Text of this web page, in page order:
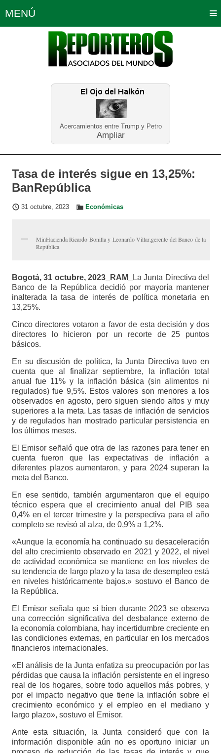
Acercamientos entre Trump y Petro
Ampliar
MENÚ
Política Opinión Bogotá
Planeta Tierra Deportes
Educación Neira
Tasa de interés sigue en 13,25%:
BanRepública
31 octubre, 2023 Económicas
MinHacienda Ricardo Bonilla y Leonardo Villar,gerente del Banco de la
República
Bogotá, 31 octubre, 2023_RAM_
La Junta Directiva del
Banco de la República decidió por mayoría mantener
inalterada la tasa de interés de política monetaria en
13,25%.
Cinco directores votaron a favor de esta decisión y dos
directores lo hicieron por un recorte de 25 puntos
básicos.
En su discusión de política, la Junta Directiva tuvo en
cuenta que al finalizar septiembre, la inflación total
anual fue 11% y la inflación básica (sin alimentos ni
regulados) fue 9,5%. Estos valores son menores a los
observados en agosto, pero siguen siendo altos y muy
superiores a la meta. Las tasas de inflación de servicios
y de regulados han mostrado particular persistencia en
los últimos meses.
El Emisor señaló que otra de las razones para tener en
cuenta fueron que las expectativas de inflación a
diferentes plazos aumentaron, y para 2024 superan la
meta del Banco.
En ese sentido, también argumentaron que el equipo
técnico espera que el crecimiento anual del PIB sea
0,4% en el tercer trimestre y la perspectiva para el año
completo se revisó al alza, de 0,9% a 1,2%.
«Aunque la economía ha continuado su desaceleración
del alto crecimiento observado en 2021 y 2022, el nivel
de actividad económica se mantiene en los niveles de
su tendencia de largo plazo y la tasa de desempleo está
en niveles históricamente bajos.» sostuvo el Banco de
la República.
El Emisor señala que si bien durante 2023 se observa
una corrección significativa del desbalance externo de
la economía colombiana, hay incertidumbre creciente en
las condiciones externas, en particular en los mercados
financieros internacionales.
«El análisis de la Junta enfatiza su preocupación por las
pérdidas que causa la inflación persistente en el ingreso
real de los hogares, sobre todo aquellos más pobres, y
por el impacto negativo que tiene la inflación sobre el
crecimiento económico y el empleo en el mediano y
largo plazo», sostuvo el Emisor.
Ante esta situación, la Junta consideró que con la
información disponible aún no es oportuno iniciar un